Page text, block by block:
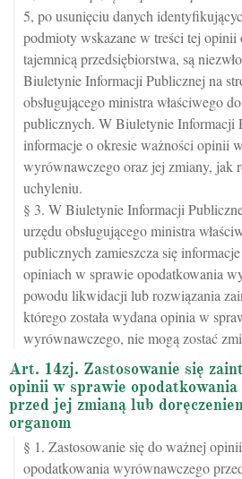
5, po usunięciu danych
podmioty wskazane w treści tej opinii
tajemnicą przedsiębiorstwa, są
Biuletynie Informacji Publicznej na
obsługującego ministra właściwego
publicznych. W Biuletynie Informacji
informacje o okresie ważności opinii
wyrównawczego oraz jej zmiany, jak
uchyleniu.
§ 3. W Biuletynie Informacji
urzędu obsługującego ministra
publicznych zamieszcza się
opiniach w sprawie opodatkowania
powodu likwidacji lub rozwiązania
którego została wydana opinia w
wyrównawczego, nie mogą zostać
Art. 14zj. Zastosowanie się
opinii w sprawie opodatkowania
przed jej zmianą lub
organom
§ 1. Zastosowanie się do ważnej
opodatkowania wyrównawczego